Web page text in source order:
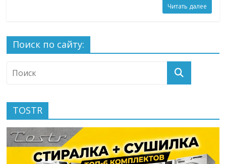
Читать далее
Поиск по сайту:
TOSTR